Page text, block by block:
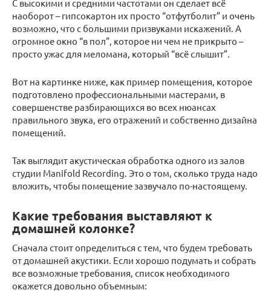
С высокими и средними частотами он сделает всё
наоборот – гипсокартон их просто “отфутболит” и очень
возможно, что с большими призвуками искажений. А
огромное окно “в пол”, которое ни чем не прикрыто –
просто ужас для меломана, который “всё слышит”.
Вот на картинке ниже, как пример помещения, которое
подготовлено профессиональными мастерами, в
совершенстве разбирающихся во всех нюансах
правильного звука, его отражений и собственно дизайна
помещений.
Так выглядит акустическая обработка одного из залов
студии Manifold Recording. Это о том, сколько труда надо
вложить, чтобы помещение зазвучало по-настоящему.
Какие требования выставляют к
домашней колонке?
Сначала стоит определиться с тем, что будем требовать
от домашней акустики. Если хорошо подумать и собрать
все возможные требования, список необходимого
окажется довольно объемным: